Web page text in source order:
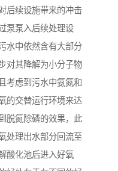
后续设施带来的冲击
泵泵入后续处理设
水中依然含有大部分
对其降解为小分子物
考虑到污水中氨氮和
的交替运行环境来达
脱氮除磷的效果，此
处理出水部分回流至
酸化池后进入好氧